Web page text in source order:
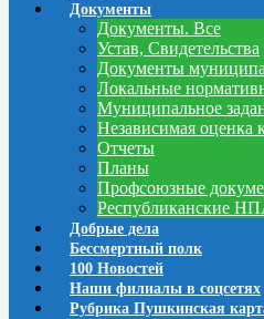
Документы
Документы. Все
Устав, Свидетельства
Документы
Локальные
Муниципальное
Независимая оценка
Отчеты
Планы
Профсоюзные
Республиканские
Добрые дела
Бессмертный полк
100 Новостей
Наши филиалы в соцсетях
Рубрика Пушкинская